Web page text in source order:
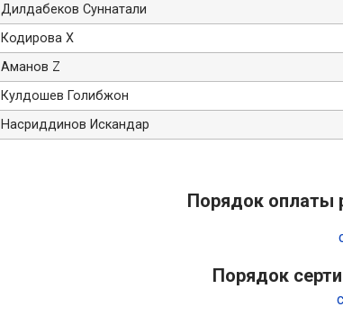
Дилдабеков Суннатали
Кодирова X
Аманов Z
Кулдошев Голибжон
Насриддинов Искандар
Порядок оплаты
Порядок